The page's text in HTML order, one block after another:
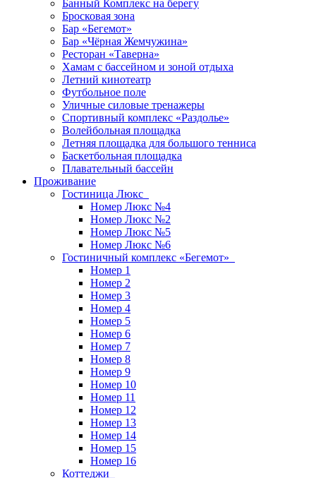
Банный Комплекс на берегу
Бросковая зона
Бар «Бегемот»
Бар «Чёрная Жемчужина»
Ресторан «Таверна»
Хамам с бассейном и зоной отдыха
Летний кинотеатр
Футбольное поле
Уличные силовые тренажеры
Спортивный комплекс «Раздолье»
Волейбольная площадка
Летняя площадка для большого тенниса
Баскетбольная площадка
Плавательный бассейн
Проживание
Гостиница Люкс
Номер Люкс №4
Номер Люкс №2
Номер Люкс №5
Номер Люкс №6
Гостиничный комплекс «Бегемот»
Номер 1
Номер 2
Номер 3
Номер 4
Номер 5
Номер 6
Номер 7
Номер 8
Номер 9
Номер 10
Номер 11
Номер 12
Номер 13
Номер 14
Номер 15
Номер 16
Коттеджи